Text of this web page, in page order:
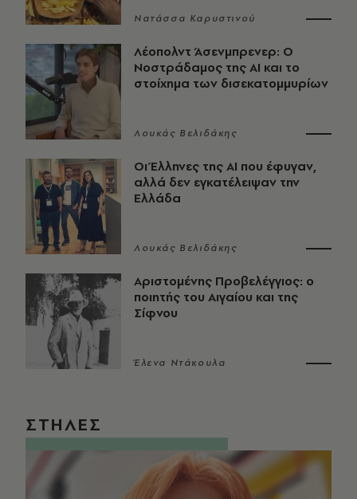
Νατάσσα Καρυστινού
Λέοπολντ Άσενμπρενερ: Ο
Νοστράδαμος της AI και το
στοίχημα των δισεκατομμυρίων
Λουκάς Βελιδάκης
Οι Έλληνες της ΑΙ που έφυγαν,
αλλά δεν εγκατέλειψαν την
Ελλάδα
Λουκάς Βελιδάκης
Αριστομένης Προβελέγγιος: ο
ποιητής του Αιγαίου και της
Σίφνου
Έλενα Ντάκουλα
ΣΤΗΛΕΣ